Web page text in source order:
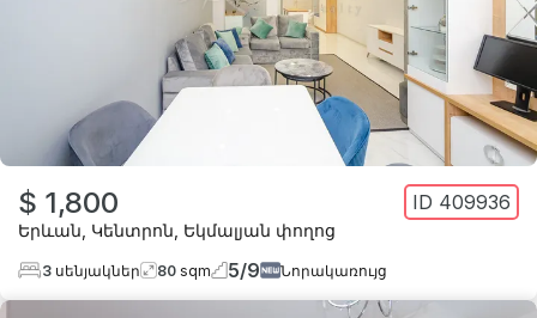
$ 1,800 ID 409936
Երևան Կենտրոն Եկմալյան փողոց
3 սենյակներ 80 sqm 5/9 Նորակառույց